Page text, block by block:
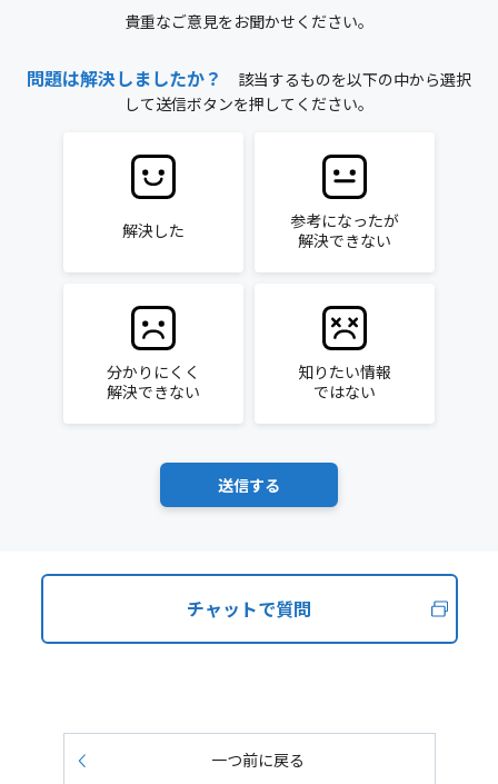
貴重なご意見をお聞かせください。
問題は解決しましたか？
該当するものを以下の中から選択
して送信ボタンを押してください。
解決した
参考になったが
解決できない
分かりにくく
解決できない
知りたい情報
ではない
チャットで質問
一つ前に戻る